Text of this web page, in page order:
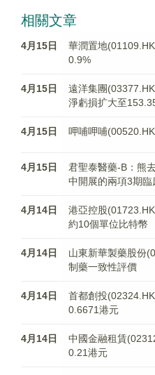
相關文章
4月15日
華潤置地
0.9%
4月15日
遠洋集團
淨虧損扩大至
4月15日 呷哺呷哺
4月15日
君聖泰醫藥-B：熊
中開展的兩項3期
4月14日
港亞控股
約10個單位比特幣
4月14日
山東新華製藥股份
制藥一致性評價
4月14日
首都創投
0.6671港元
4月14日
中國金融租賃
0.21港元